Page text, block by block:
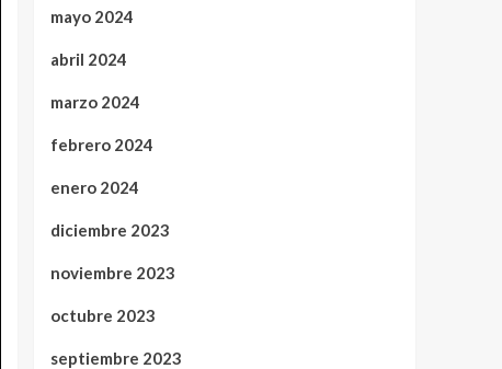
mayo 2024
abril 2024
marzo 2024
febrero 2024
enero 2024
diciembre 2023
noviembre 2023
octubre 2023
septiembre 2023